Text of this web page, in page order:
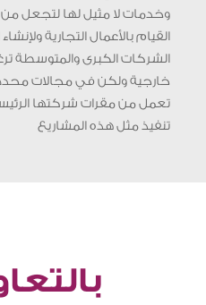
وخدمات لا مثيل لها لتجعل
القيام بالأعمال التجارية
الشركات الكبرى والمتوسطة
خارجية ولكن في مجالات
تعمل من مقرات شركتها
تنفيذ مثل هذه المشاريع